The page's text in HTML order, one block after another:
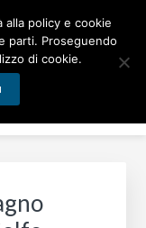
il tuo bagno
policy e cookie
parti. Proseguendo
di cookie.